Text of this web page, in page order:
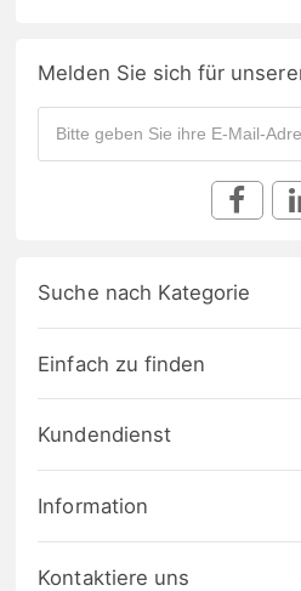
Melden Sie sich für
Suche nach Kategorie
Einfach zu finden
Kundendienst
Information
Kontaktiere uns